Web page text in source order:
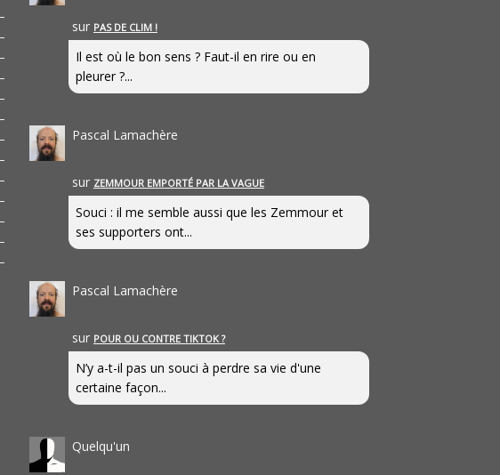
sur PAS DE CLIM !
Il est où le bon sens ? Faut-il en rire ou en
pleurer ?...
Pascal Lamachère
sur ZEMMOUR EMPORTÉ PAR LA VAGUE
Souci : il me semble aussi que les Zemmour et
ses supporters ont...
Pascal Lamachère
sur POUR OU CONTRE TIKTOK ?
N’y a-t-il pas un souci à perdre sa vie d'une
certaine façon...
Quelqu'un